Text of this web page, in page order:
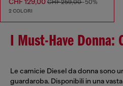
CHF 129,00 CHF 259,00-50%
2 COLORI
I Must-Have Donna:
Le camicie Diesel da donna sono
guardaroba. Disponibili in una